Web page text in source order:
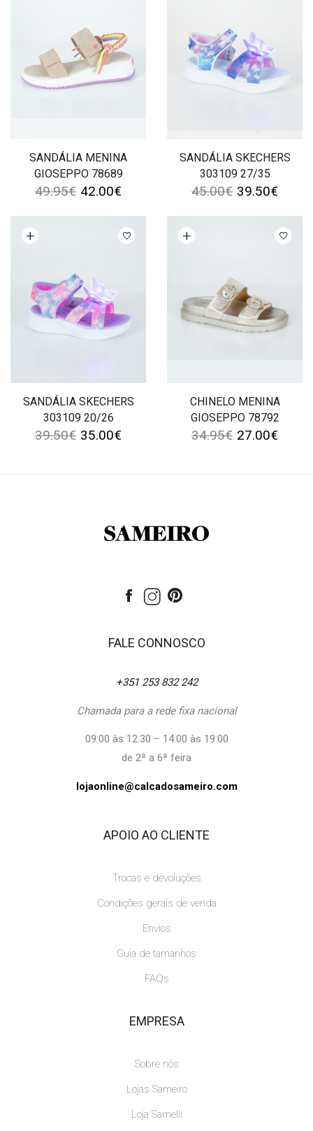
SANDÁLIA MENINA
GIOSEPPO 78689
49.95€ 42.00€
SANDÁLIA SKECHERS
303109 27/35
45.00€ 39.50€
SANDÁLIA SKECHERS
303109 20/26
opções
39.50€ 35.00€
CHINELO MENINA
GIOSEPPO 78792
Ver opções
34.95€ 27.00€
FALE CONNOSCO
+351 253 832 242
Chamada para a rede fixa nacional
09:00 às 12:30 – 14:00 às 19:00
de 2ª a 6ª feira
lojaonline@calcadosameiro.com
APOIO AO CLIENTE
Trocas e devoluções
Condições gerais de venda
Envios
Guia de tamanhos
FAQs
EMPRESA
Sobre nós
Lojas Sameiro
Loja Samelli